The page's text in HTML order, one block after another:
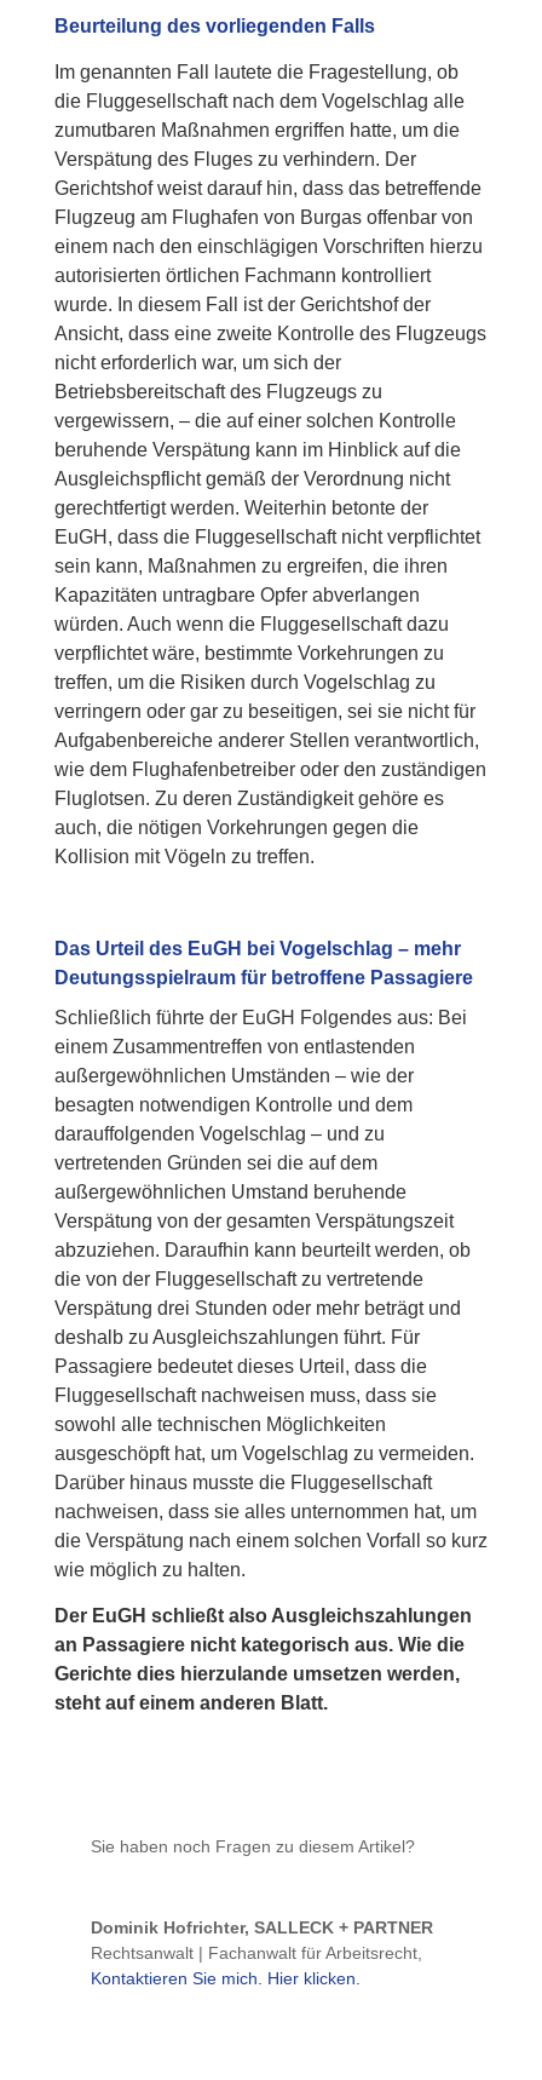
Beurteilung des vorliegenden Falls
Im genannten Fall lautete die Fragestellung, ob
die Fluggesellschaft nach dem Vogelschlag alle
zumutbaren Maßnahmen ergriffen hatte, um die
Verspätung des Fluges zu verhindern. Der
Gerichtshof weist darauf hin, dass das betreffende
Flugzeug am Flughafen von Burgas offenbar von
einem nach den einschlägigen Vorschriften hierzu
autorisierten örtlichen Fachmann kontrolliert
wurde. In diesem Fall ist der Gerichtshof der
Ansicht, dass eine zweite Kontrolle des Flugzeugs
nicht erforderlich war, um sich der
Betriebsbereitschaft des Flugzeugs zu
vergewissern, – die auf einer solchen Kontrolle
beruhende Verspätung kann im Hinblick auf die
Ausgleichspflicht gemäß der Verordnung nicht
gerechtfertigt werden. Weiterhin betonte der
EuGH, dass die Fluggesellschaft nicht verpflichtet
sein kann, Maßnahmen zu ergreifen, die ihren
Kapazitäten untragbare Opfer abverlangen
würden. Auch wenn die Fluggesellschaft dazu
verpflichtet wäre, bestimmte Vorkehrungen zu
treffen, um die Risiken durch Vogelschlag zu
verringern oder gar zu beseitigen, sei sie nicht für
Aufgabenbereiche anderer Stellen verantwortlich,
wie dem Flughafenbetreiber oder den zuständigen
Fluglotsen. Zu deren Zuständigkeit gehöre es
auch, die nötigen Vorkehrungen gegen die
Kollision mit Vögeln zu treffen.
Das Urteil des EuGH bei Vogelschlag – mehr
Deutungsspielraum für betroffene Passagiere
Schließlich führte der EuGH Folgendes aus: Bei
einem Zusammentreffen von entlastenden
außergewöhnlichen Umständen – wie der
besagten notwendigen Kontrolle und dem
darauffolgenden Vogelschlag – und zu
vertretenden Gründen sei die auf dem
außergewöhnlichen Umstand beruhende
Verspätung von der gesamten Verspätungszeit
abzuziehen. Daraufhin kann beurteilt werden, ob
die von der Fluggesellschaft zu vertretende
Verspätung drei Stunden oder mehr beträgt und
deshalb zu Ausgleichszahlungen führt. Für
Passagiere bedeutet dieses Urteil, dass die
Fluggesellschaft nachweisen muss, dass sie
sowohl alle technischen Möglichkeiten
ausgeschöpft hat, um Vogelschlag zu vermeiden.
Darüber hinaus musste die Fluggesellschaft
nachweisen, dass sie alles unternommen hat, um
die Verspätung nach einem solchen Vorfall so kurz
wie möglich zu halten.
Der EuGH schließt also Ausgleichszahlungen
an Passagiere nicht kategorisch aus. Wie die
Gerichte dies hierzulande umsetzen werden,
steht auf einem anderen Blatt.
Sie haben noch Fragen zu diesem Artikel?
Dominik Hofrichter, SALLECK + PARTNER
Rechtsanwalt | Fachanwalt für Arbeitsrecht,
Kontaktieren Sie mich. Hier klicken.